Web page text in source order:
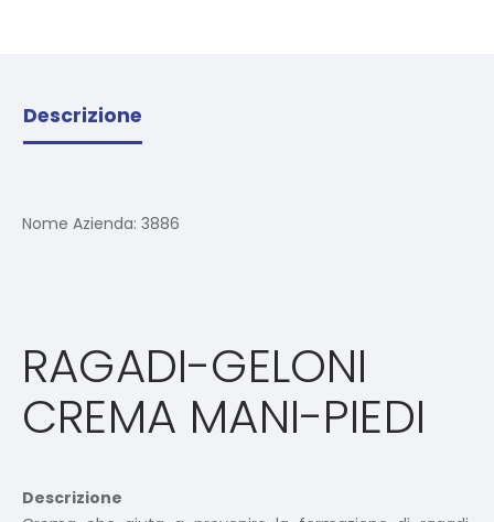
Descrizione
Nome Azienda: 3886
RAGADI-GELONI
CREMA MANI-PIEDI
Descrizione